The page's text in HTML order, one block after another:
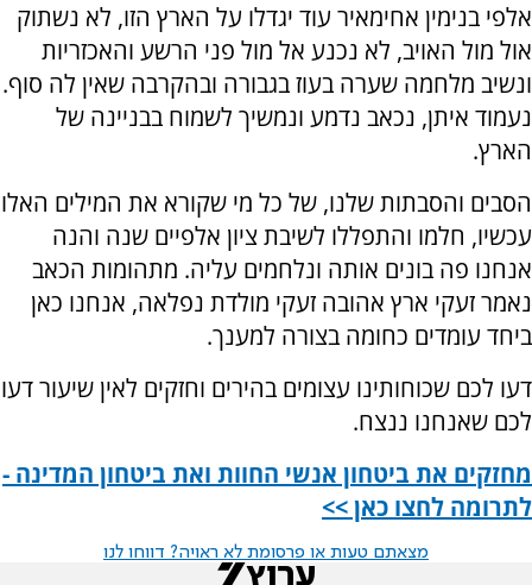
אלפי בנימין אחימאיר עוד יגדלו על הארץ הזו, לא נשתוק
אול מול האויב, לא נכנע אל מול פני הרשע והאכזריות
ונשיב מלחמה שערה בעוז בגבורה ובהקרבה שאין לה סוף.
נעמוד איתן, נכאב נדמע ונמשיך לשמוח בבניינה של
הארץ.
הסבים והסבתות שלנו, של כל מי שקורא את המילים האלו
עכשיו, חלמו והתפללו לשיבת ציון אלפיים שנה והנה
אנחנו פה בונים אותה ונלחמים עליה. מתהומות הכאב
נאמר זעקי ארץ אהובה זעקי מולדת נפלאה, אנחנו כאן
ביחד עומדים כחומה בצורה למענך.
דעו לכם שכוחותינו עצומים בהירים וחזקים לאין שיעור דעו
לכם שאנחנו ננצח.
מחזקים את ביטחון אנשי החוות ואת ביטחון המדינה -
לתרומה לחצו כאן >>
מצאתם טעות או פרסומת לא ראויה? דווחו לנו